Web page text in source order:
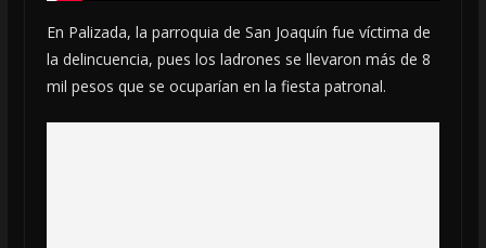
En Palizada, la parroquia de San Joaquín fue víctima de
la delincuencia, pues los ladrones se llevaron más de 8
mil pesos que se ocuparían en la fiesta patronal.